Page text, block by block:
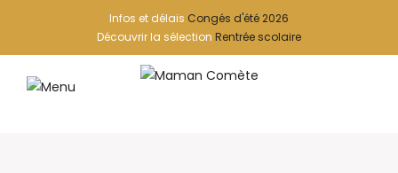
Infos et délais Congés d'été 2026
Découvrir la sélection Rentrée scolaire